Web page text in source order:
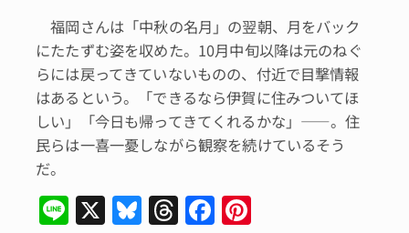
福岡さんは「中秋の名月」の翌朝、月をバック
にたたずむ姿を収めた。10月中旬以降は元のねぐ
らには戻ってきていないものの、付近で目撃情報
はあるという。「できるなら伊賀に住みついてほ
しい」「今日も帰ってきてくれるかな」――。住
民らは一喜一憂しながら観察を続けているそう
だ。
Li X Bl T F